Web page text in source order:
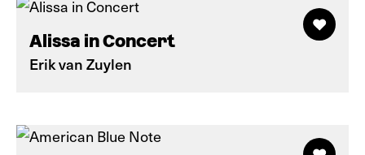
Alissa in Concert
Erik van Zuylen